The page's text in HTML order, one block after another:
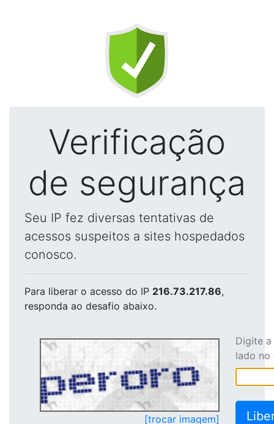
Verificação
de segurança
Seu IP fez diversas tentativas de
acessos suspeitos a sites hospedados
conosco.
Para liberar o acesso do IP 216.73.217.86,
responda ao desafio abaixo.
[trocar imagem]
Digite
lado no